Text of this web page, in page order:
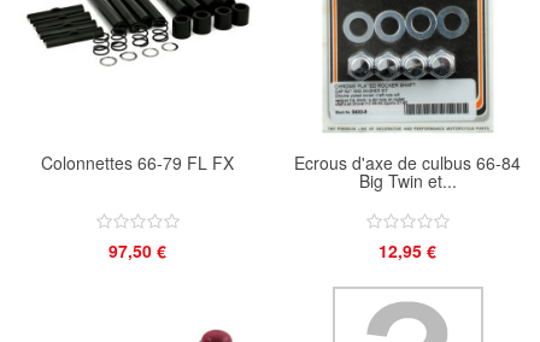
Colonnettes 66-79 FL FX
97,50 €
Ecrous d'axe de culbus 66-84
Big Twin et...
12,95 €